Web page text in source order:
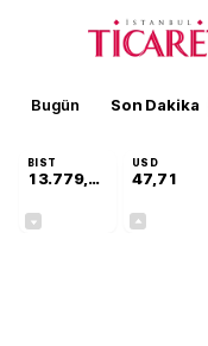
Bugün Son Dakika
BIST
13.779,39
USD
47,71